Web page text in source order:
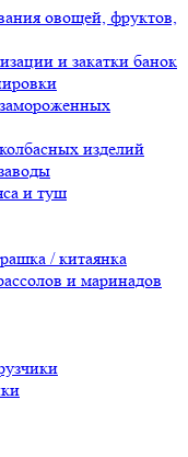
овощей, фруктов,
и закатки банок
изделий
и туш
/ китаянка
и маринадов